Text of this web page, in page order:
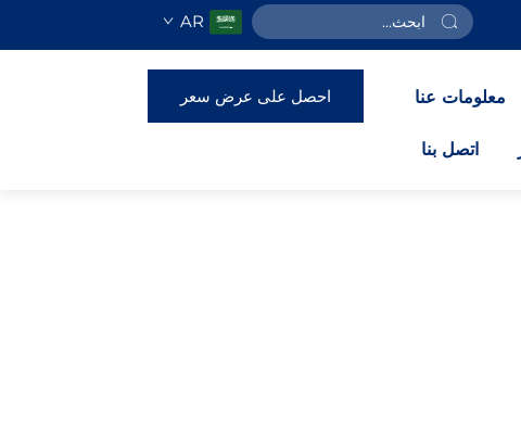
AR
معلومات عنا
اتصل بنا
احصل على عرض سعر